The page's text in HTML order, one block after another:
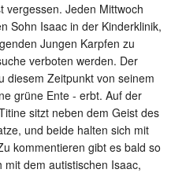
vergessen. Jeden Mittwoch
Sohn Isaac in der Kinderklinik,
Jungen Karpfen zu
verboten werden. Der
diesem Zeitpunkt von seinem
grüne Ente - erbt. Auf der
sitzt neben dem Geist des
und beide halten sich mit
kommentieren gibt es bald so
dem autistischen Isaac,